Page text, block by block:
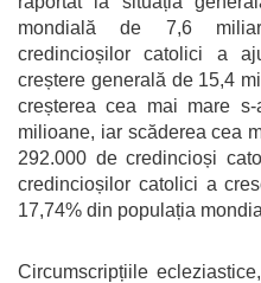
mondială de 7,6
credincioșilor catolici a
creștere generală de 15,4
creșterea cea mai mare
milioane, iar scăderea cea
292.000 de credincioși
credincioșilor catolici a
17,74% din populația
Circumscripțiile